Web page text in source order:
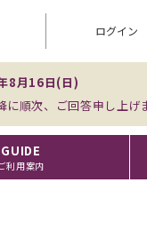
ログイン
8月16日(日)
順次、ご回答申し上げ
GUIDE
利用案内